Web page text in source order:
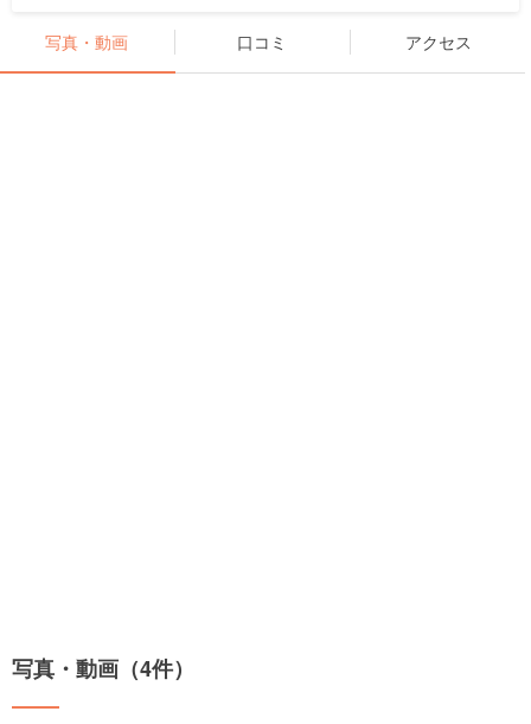
写真・動画 口コミ アクセス
写真・動画（4件）